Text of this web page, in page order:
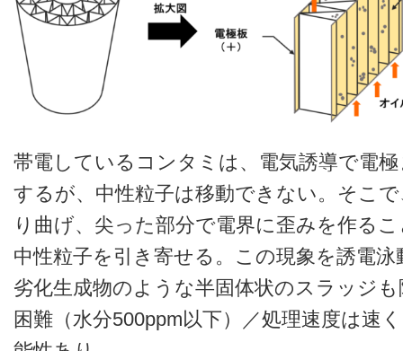
帯電しているコンタミは、電気誘導で電
するが、中性粒子は移動できない。そこ
り曲げ、尖った部分で電界に歪みを作る
中性粒子を引き寄せる。この現象を誘電泳
劣化生成物のような半固体状のスラッジ
困難（水分500ppm以下）／処理速度は速